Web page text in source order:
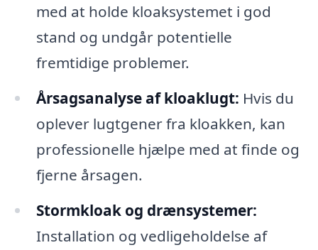
med at holde kloaksystemet i god
stand og undgår potentielle
fremtidige problemer.
Årsagsanalyse af kloaklugt: Hvis du
oplever lugtgener fra kloakken, kan
professionelle hjælpe med at finde og
fjerne årsagen.
Stormkloak og drænsystemer:
Installation og vedligeholdelse af